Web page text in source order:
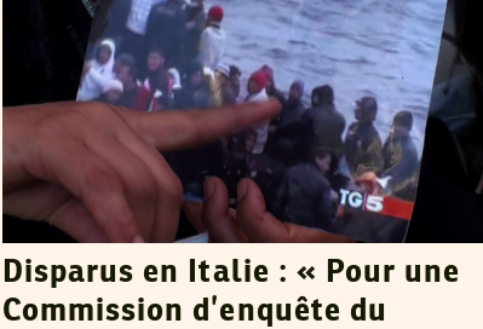
Disparus en Italie : « Pour une
Commission d’enquête du